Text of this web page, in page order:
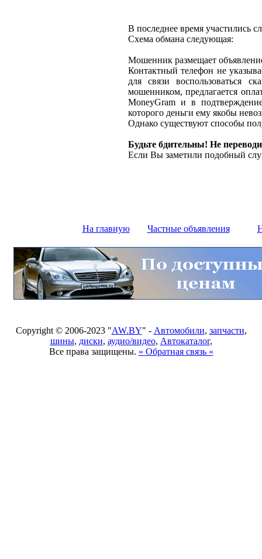
В последнее время участились
Схема обмана следующая:
Мошенник размещает
Контактный телефон не
для связи воспользоваться
мошенником, предлагается
MoneyGram и в
которого деньги ему якобы
Однако существуют способы
Будьте бдительны! Не
Если Вы заметили подобный
На главную Частные объявления
Copyright © 2006-2023 "AW.BY" - Автомобили, запчасти,
шины, диски, аудио/видео, Автокаталог,
Все права защищены. » Обратная связь «